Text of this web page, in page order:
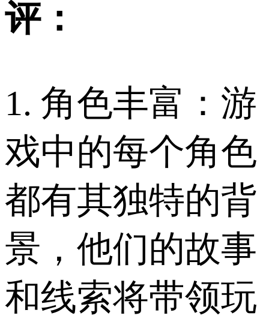
评：
1. 角色丰富：游
戏中的每个角色
都有其独特的背
景，他们的故事
和线索将带领玩